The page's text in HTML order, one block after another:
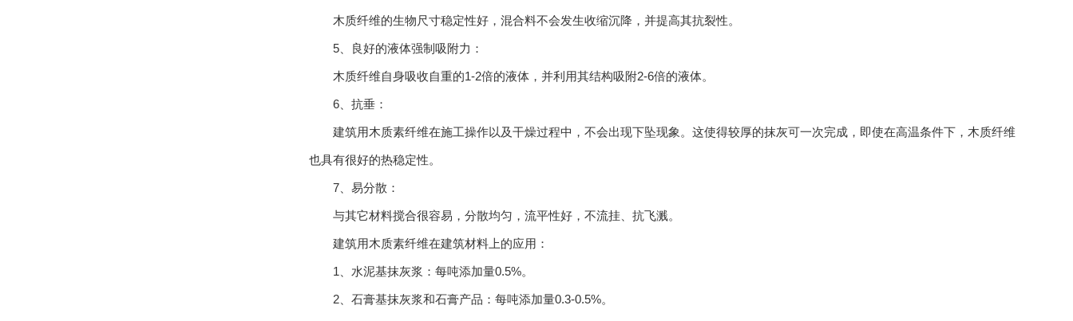
木质纤维的生物尺寸稳定性好，混合料不会发生收缩沉降，并提高其抗裂性。
5、良好的液体强制吸附力：
木质纤维自身吸收自重的1-2倍的液体，并利用其结构吸附2-6倍的液体。
6、抗垂：
建筑用木质素纤维在施工操作以及干燥过程中，不会出现下坠现象。这使得较厚的抹灰可一次完成，即使在高温条件下，木质纤维
也具有很好的热稳定性。
7、易分散：
与其它材料搅合很容易，分散均匀，流平性好，不流挂、抗飞溅。
建筑用木质素纤维在建筑材料上的应用：
1、水泥基抹灰浆：每吨添加量0.5%。
2、石膏基抹灰浆和石膏产品：每吨添加量0.3-0.5%。